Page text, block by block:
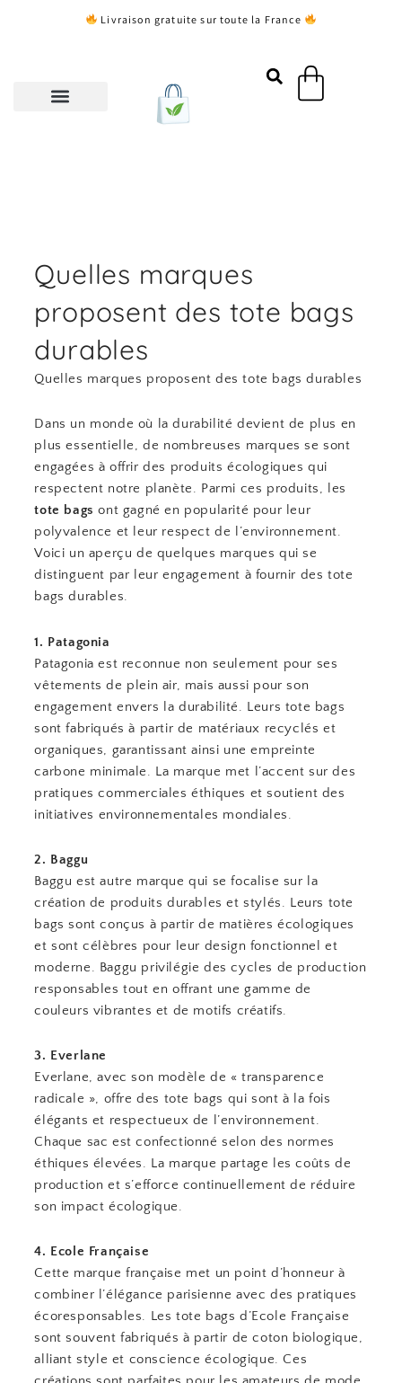
Livraison gratuite sur toute la France
Panier
Quelles marques
proposent des tote bags
durables
Quelles marques proposent des tote bags durables
Dans un monde où la durabilité devient de plus en
plus essentielle, de nombreuses marques se sont
engagées à offrir des produits écologiques qui
respectent notre planète. Parmi ces produits, les
tote bags ont gagné en popularité pour leur
polyvalence et leur respect de l’environnement.
Voici un aperçu de quelques marques qui se
distinguent par leur engagement à fournir des tote
bags durables.
1. Patagonia
Patagonia est reconnue non seulement pour ses
vêtements de plein air, mais aussi pour son
engagement envers la durabilité. Leurs tote bags
sont fabriqués à partir de matériaux recyclés et
organiques, garantissant ainsi une empreinte
carbone minimale. La marque met l’accent sur des
pratiques commerciales éthiques et soutient des
initiatives environnementales mondiales.
2. Baggu
Baggu est autre marque qui se focalise sur la
création de produits durables et stylés. Leurs tote
bags sont conçus à partir de matières écologiques
et sont célèbres pour leur design fonctionnel et
moderne. Baggu privilégie des cycles de production
responsables tout en offrant une gamme de
couleurs vibrantes et de motifs créatifs.
3. Everlane
Everlane, avec son modèle de « transparence
radicale », offre des tote bags qui sont à la fois
élégants et respectueux de l’environnement.
Chaque sac est confectionné selon des normes
éthiques élevées. La marque partage les coûts de
production et s’efforce continuellement de réduire
son impact écologique.
4. Ecole Française
Cette marque française met un point d’honneur à
combiner l’élégance parisienne avec des pratiques
écoresponsables. Les tote bags d’Ecole Française
sont souvent fabriqués à partir de coton biologique,
alliant style et conscience écologique. Ces